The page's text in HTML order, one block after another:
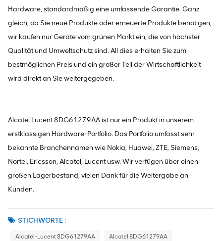
Hardware, standardmäßig eine umfassende Garantie. Ganz
gleich, ob Sie neue Produkte oder erneuerte Produkte benötigen,
wir kaufen nur Geräte vom grünen Markt ein, die von höchster
Qualität und Umweltschutz sind. All dies erhalten Sie zum
bestmöglichen Preis und ein großer Teil der Wirtschaftlichkeit
wird direkt an Sie weitergegeben.
Alcatel Lucent 8DG61279AA ist nur ein Produkt in unserem
erstklassigen Hardware-Portfolio. Das Portfolio umfasst sehr
bekannte Branchennamen wie Nokia, Huawei, ZTE, Siemens,
Nortel, Ericsson, Alcatel, Lucent usw. Wir verfügen über einen
großen Lagerbestand, vielen Dank für die Weitergabe an
Kunden.
STICHWORTE :
Alcatel-Lucent 8DG61279AA Alcatel 8DG61279AA